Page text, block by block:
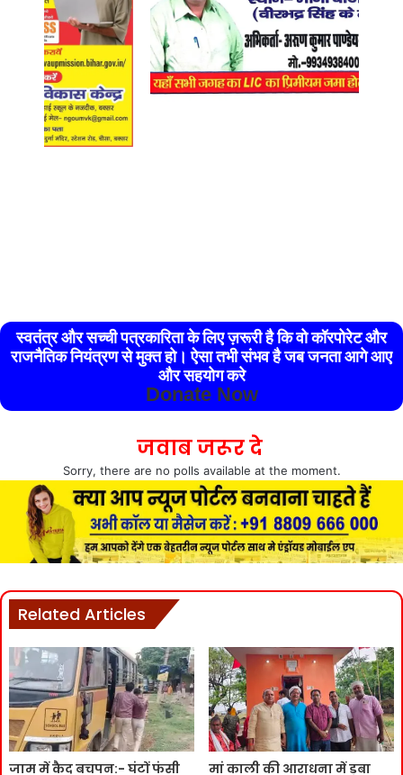
स्वतंत्र और सच्ची पत्रकारिता के लिए ज़रूरी है कि वो कॉरपोरेट और
राजनैतिक नियंत्रण से मुक्त हो। ऐसा तभी संभव है जब जनता आगे आए
और सहयोग करे
Donate Now
जवाब जरूर दे
Sorry, there are no polls available at the moment.
Related Articles
जाम में कैद बचपन:- घंटों फंसी मां काली की आराधना में डूबा